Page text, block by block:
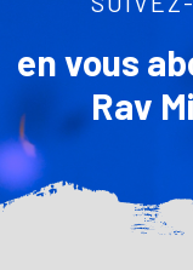
en vous
Rav